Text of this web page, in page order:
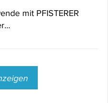
mit PFISTERER